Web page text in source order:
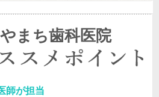
まち歯科医院
師が担当